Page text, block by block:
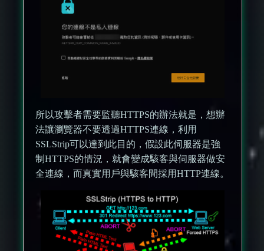
所以攻擊者需要監聽HTTPS的辦法就是，想辦
法讓瀏覽器不要透過HTTPS連線，利用
SSLStrip可以達到此目的，假設此伺服器是強
制HTTPS的情況，就會變成駭客與伺服器做安
全連線，而真實用戶與駭客間採用HTTP連線。